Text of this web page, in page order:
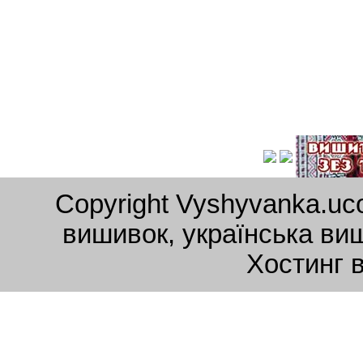
Copyright
вишивок, українська
Хостинг